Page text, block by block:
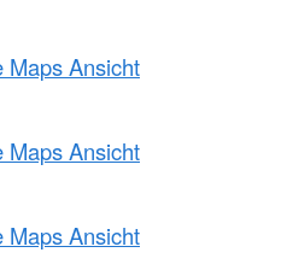
Maps Ansicht
Maps Ansicht
Maps Ansicht